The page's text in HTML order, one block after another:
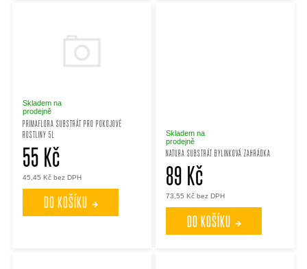
t
ů
PRIMAFLORA SUBSTRÁT PRO POKOJOVÉ
ROSTLINY 5L
Skladem na
prodejně
45,45 Kč bez DPH
55 Kč
DO KOŠÍKU
NATURA SUBSTRÁT BYLINKOVÁ ZAHRÁDKA
Skladem na
prodejně
73,55 Kč bez DPH
89 Kč
DO KOŠÍKU